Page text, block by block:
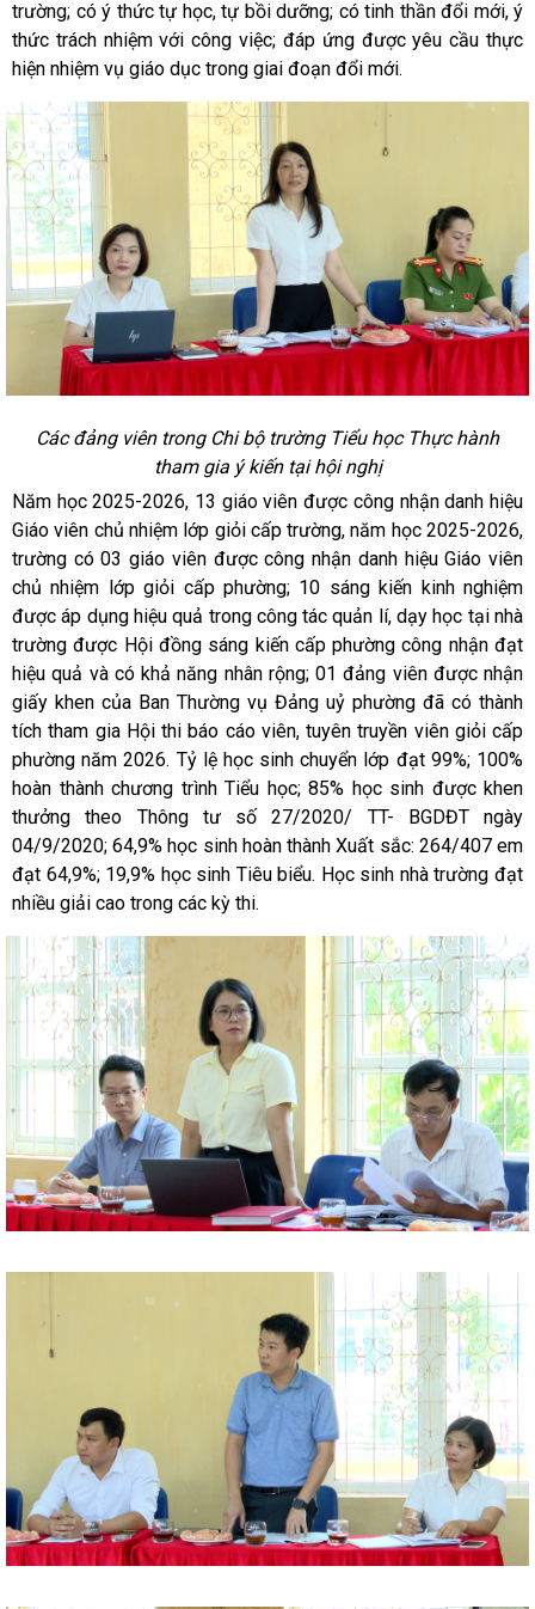
trường; có ý thức tự học, tự bồi dưỡng; có tinh thần đổi mới, ý
thức trách nhiệm với công việc; đáp ứng được yêu cầu thực
hiện nhiệm vụ giáo dục trong giai đoạn đổi mới.
Các đảng viên trong Chi bộ trường Tiểu học Thực hành
tham gia ý kiến tại hội nghị
Năm học 2025-2026, 13 giáo viên được công nhận danh hiệu
Giáo viên chủ nhiệm lớp giỏi cấp trường, năm học 2025-2026,
trường có 03 giáo viên được công nhận danh hiệu Giáo viên
chủ nhiệm lớp giỏi cấp phường; 10 sáng kiến kinh nghiệm
được áp dụng hiệu quả trong công tác quản lí, dạy học tại nhà
trường được Hội đồng sáng kiến cấp phường công nhận đạt
hiệu quả và có khả năng nhân rộng; 01 đảng viên được nhận
giấy khen của Ban Thường vụ Đảng uỷ phường đã có thành
tích tham gia Hội thi báo cáo viên, tuyên truyền viên giỏi cấp
phường năm 2026. Tỷ lệ học sinh chuyển lớp đạt 99%; 100%
hoàn thành chương trình Tiểu học; 85% học sinh được khen
thưởng theo Thông tư số 27/2020/ TT- BGDĐT ngày
04/9/2020; 64,9% học sinh hoàn thành Xuất sắc: 264/407 em
đạt 64,9%; 19,9% học sinh Tiêu biểu. Học sinh nhà trường đạt
nhiều giải cao trong các kỳ thi.